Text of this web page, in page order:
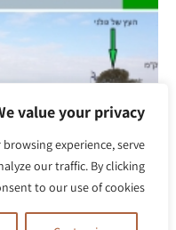
value your privacy
experience, serve
our traffic. By clicking
to our use of cookies.